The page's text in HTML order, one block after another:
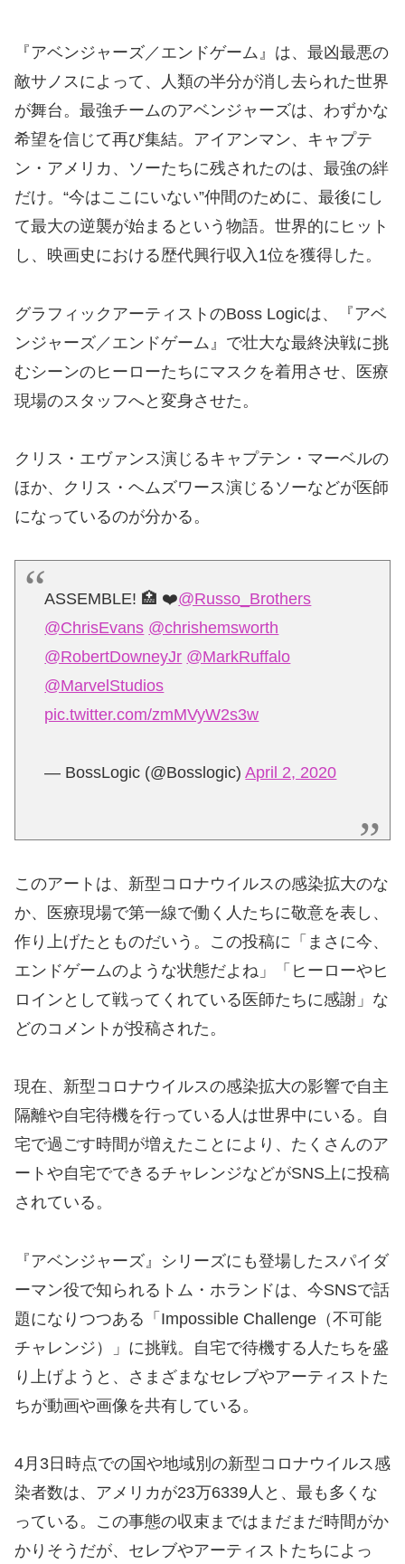
『アベンジャーズ／エンドゲーム』は、最凶最悪の
敵サノスによって、人類の半分が消し去られた世界
が舞台。最強チームのアベンジャーズは、わずかな
希望を信じて再び集結。アイアンマン、キャプテ
ン・アメリカ、ソーたちに残されたのは、最強の絆
だけ。“今はここにいない”仲間のために、最後にし
て最大の逆襲が始まるという物語。世界的にヒット
し、映画史における歴代興行収入1位を獲得した。
グラフィックアーティストのBoss Logicは、『アベ
ンジャーズ／エンドゲーム』で壮大な最終決戦に挑
むシーンのヒーローたちにマスクを着用させ、医療
現場のスタッフへと変身させた。
クリス・エヴァンス演じるキャプテン・マーベルの
ほか、クリス・ヘムズワース演じるソーなどが医師
になっているのが分かる。
ASSEMBLE! 🏥 ❤️@Russo_Brothers
@ChrisEvans @chrishemsworth
@RobertDowneyJr @MarkRuffalo
@MarvelStudios
pic.twitter.com/zmMVyW2s3w
— BossLogic (@Bosslogic)April 2, 2020
このアートは、新型コロナウイルスの感染拡大のな
か、医療現場で第一線で働く人たちに敬意を表し、
作り上げたとものだいう。この投稿に「まさに今、
エンドゲームのような状態だよね」「ヒーローやヒ
ロインとして戦ってくれている医師たちに感謝」な
どのコメントが投稿された。
現在、新型コロナウイルスの感染拡大の影響で自主
隔離や自宅待機を行っている人は世界中にいる。自
宅で過ごす時間が増えたことにより、たくさんのア
ートや自宅でできるチャレンジなどがSNS上に投稿
されている。
『アベンジャーズ』シリーズにも登場したスパイダ
ーマン役で知られるトム・ホランドは、今SNSで話
題になりつつある「Impossible Challenge（不可能
チャレンジ）」に挑戦。自宅で待機する人たちを盛
り上げようと、さまざまなセレブやアーティストた
ちが動画や画像を共有している。
4月3日時点での国や地域別の新型コロナウイルス感
染者数は、アメリカが23万6339人と、最も多くな
っている。この事態の収束まではまだまだ時間がか
かりそうだが、セレブやアーティストたちによっ